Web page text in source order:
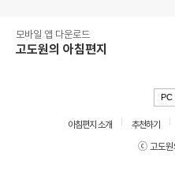
모바일 앱 다운로드
고도원의 아침편지
PC
아침편지 소개 추천하기
ⓒ 고도원